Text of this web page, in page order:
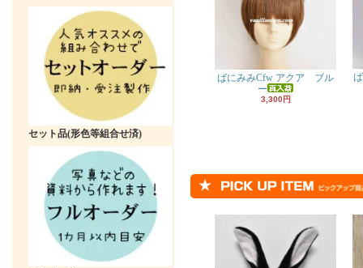
セット品(形色等組合せ済)
ばにみみCfw アクア ブル
ー
3,300円